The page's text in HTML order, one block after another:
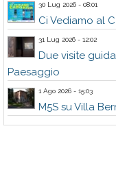
30 Lug 2026 - 08:01
Ci Vediamo al
31 Lug 2026 - 12:02
Due visite
Paesaggio
1 Ago 2026 - 15:03
M5S su Villa